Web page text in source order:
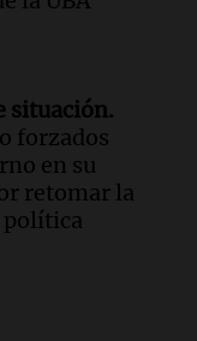
situación.
forzados
en su
retomar la